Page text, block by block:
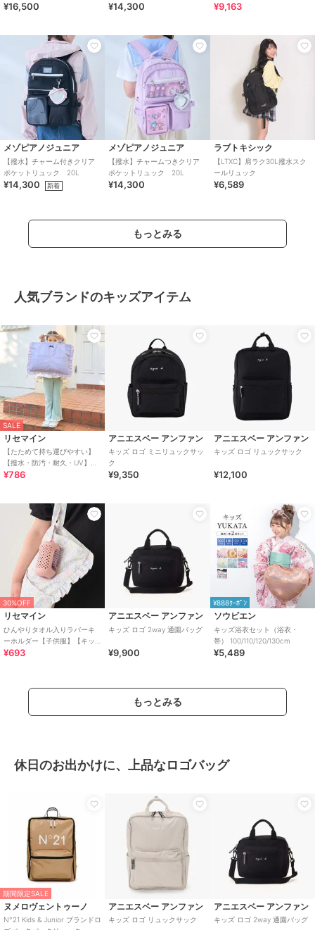
¥16,500 ¥14,300 ¥9,163
メゾピアノジュニア
【撥水】チャーム付きクリア
ポケットリュック 20L
¥14,300 新着
メゾピアノジュニア
【撥水】チャームつきクリア
ポケットリュック 20L
¥14,300
ラブトキシック
【LTXC】肩ラク30L撥水スク
ールリュック
¥6,589
もっとみる
人気ブランドのキッズアイテム
SALE
リセマイン
【たためて持ち運びやすい】
【撥水・防汚・耐久・UV】リ
ボン付きフリルレッスンバッ
¥786
アニエスベー アンファン
キッズ ロゴ ミニリュックサッ
ク
¥9,350
アニエスベー アンファン
キッズ ロゴ リュックサック
¥12,100
30%OFF
リセマイン
ひんやりタオル入りラバーキ
ーホルダー【子供服】【キッ
ズ】【女の子】
¥693
アニエスベー アンファン
キッズ ロゴ 2way 通園バッグ
¥9,900
¥888ｸｰﾎﾟﾝ
ソウビエン
キッズ浴衣セット（浴衣・
帯） 100/110/120/130cm
¥5,489
もっとみる
休日のお出かけに、上品なロゴバッグ
期間限定SALE
ヌメロヴェントゥーノ
N°21 Kids & Junior ブランドロ
アニエスベー アンファン
キッズ ロゴ リュックサック
アニエスベー アンファン
キッズ ロゴ 2way 通園バッグ